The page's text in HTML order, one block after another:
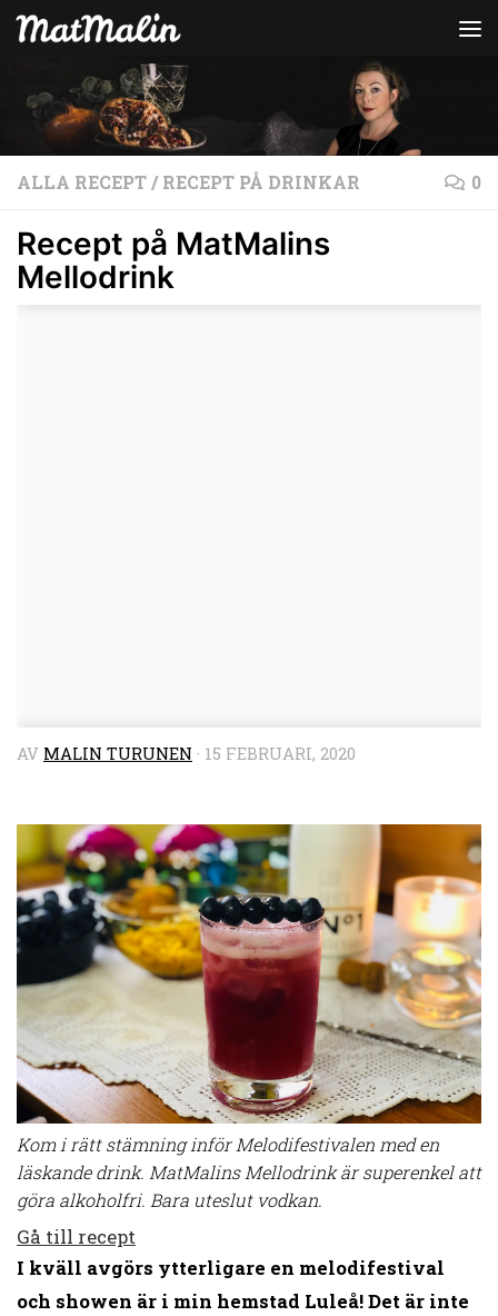
Hoppa till innehåll
ALLA RECEPT/ RECEPT PÅ DRINKAR 0
Recept på MatMalins
Mellodrink
AV MALIN TURUNEN · 15 FEBRUARI, 2020
Kom i rätt stämning inför Melodifestivalen med en
läskande drink. MatMalins Mellodrink är superenkel att
göra alkoholfri. Bara uteslut vodkan.
Gå till recept
I kväll avgörs ytterligare en melodifestival
och showen är i min hemstad Luleå! Det är inte